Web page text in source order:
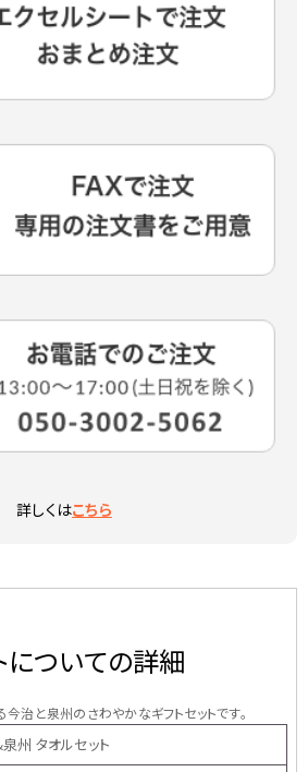
詳しくはこちら
についての詳細
治と泉州のさわやかなギフトセットです。
州 タオルセット